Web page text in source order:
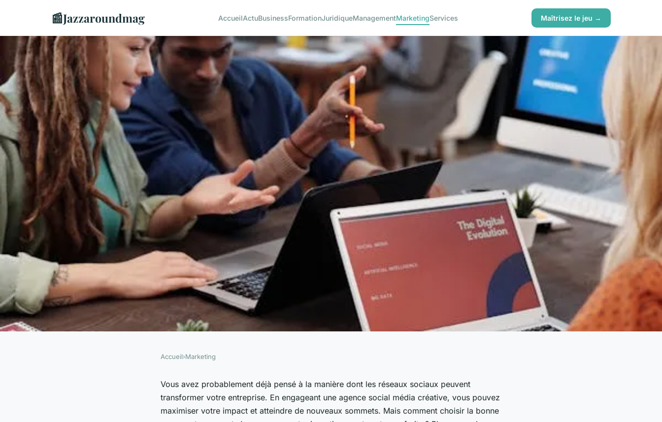
📰Jazzaroundmag AccueilActuBusinessFormationJuridiqueManagementMarketingServices Maîtrisez le jeu →
Maximisez votre impact grâce à une
Accueil›Marketing
Vous avez probablement déjà pensé à la manière dont les réseaux sociaux peuvent
transformer votre entreprise. En engageant une agence social média créative, vous pouvez
maximiser votre impact et atteindre de nouveaux sommets. Mais comment choisir la bonne